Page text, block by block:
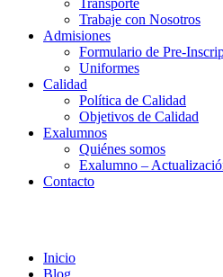
Transporte
Trabaje con Nosotros
Admisiones
Formulario de Pre-
Uniformes
Calidad
Política de Calidad
Objetivos de Calidad
Exalumnos
Quiénes somos
Exalumno –
Contacto
Inicio
Blog